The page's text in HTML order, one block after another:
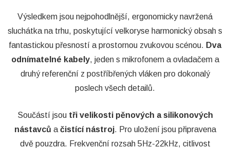
Výsledkem jsou nejpohodlnější, ergonomicky navržená
sluchátka na trhu, poskytující velkoryse harmonický obsah s
fantastickou přesností a prostornou zvukovou scénou. Dva
odnímatelné kabely, jeden s mikrofonem a ovladačem a
druhý referenční z postříbřených vláken pro dokonalý
poslech všech detailů.
Součástí jsou tři velikosti pěnových a silikonových
nástavců a čistící nástroj. Pro uložení jsou připravena
dvě pouzdra. Frekvenční rozsah 5Hz-22kHz, citlivost